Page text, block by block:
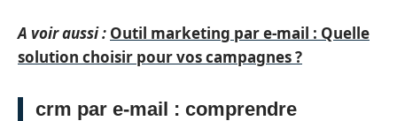
A voir aussi : Outil marketing par e-mail : Quelle
solution choisir pour vos campagnes ?
crm par e-mail : comprendre